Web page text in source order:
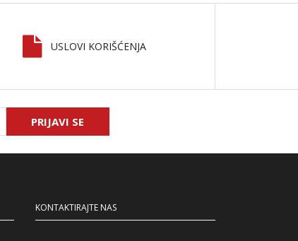
USLOVI KORIŠĆENJA
PRIJAVI SE
KONTAKTIRAJTE NAS